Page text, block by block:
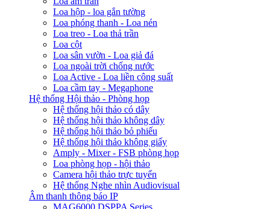
Loa hộp - loa gắn tường
Loa phóng thanh - Loa nén
Loa treo - Loa thả trần
Loa cột
Loa sân vườn - Loa giả đá
Loa ngoài trời chống nước
Loa Active - Loa liền công suất
Loa cầm tay - Megaphone
Hệ thống Hội thảo - Phòng họp
Hệ thống hội thảo có dây
Hệ thống hội thảo không dây
Hệ thống hội thảo bỏ phiếu
Hệ thống hội thảo không giấy
Amply - Mixer - FSB phòng họp
Loa phòng họp - hội thảo
Camera hội thảo trực tuyến
Hệ thống Nghe nhìn Audiovisual
Âm thanh thông báo IP
MAG6000 DSPPA Series